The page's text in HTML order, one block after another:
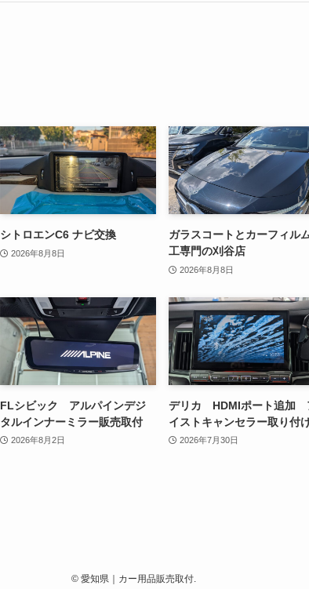
シトロエンC6 ナビ交換
2026年8月8日
ガラスコートとカーフィル
工専門の刈谷店
2026年8月8日
FLシビック アルパインデジ
タルインナーミラー販売取付
2026年8月2日
デリカ HDMIポート追加
イストキャンセラー取り付
2026年7月30日
©愛知県｜カー用品販売取付.